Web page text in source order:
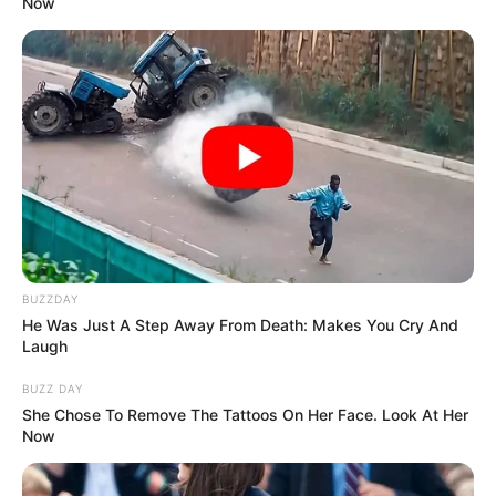
“μη ασφαλές” είναι αυτόματα
ΑΣΦΑΛΕΣ – Πραγματικά;
Η ύπουλη FDA έχει δηλώσει επισήμως ότι οι τρέχουσες
απόψεις (και με ρηχή έρευνα από τους κατασκευαστές)
για τα γενετικά κατασκευασμένα συστατικά του αδύνατου
burger δεν είναι «αρκετές για να αποδείξουν την
ασφάλεια του SLH για κατανάλωση». Ωστόσο, μια
εκπρόσωπος τηςImpossible Foods
είπε «το αδύνατο
μπιφτέκι είναι ασφαλές». Ετσι ουσιαστικά μας λένε,
φάτε.
BUZZDAY
He Was Just A Step Away From Death: Makes You Cry And
Laugh
BUZZ DAY
She Chose To Remove The Tattoos On Her Face. Look At Her
Now